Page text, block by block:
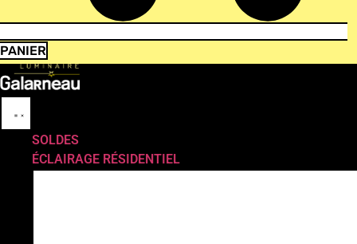
PANIER
SOLDES
ÉCLAIRAGE RÉSIDENTIEL